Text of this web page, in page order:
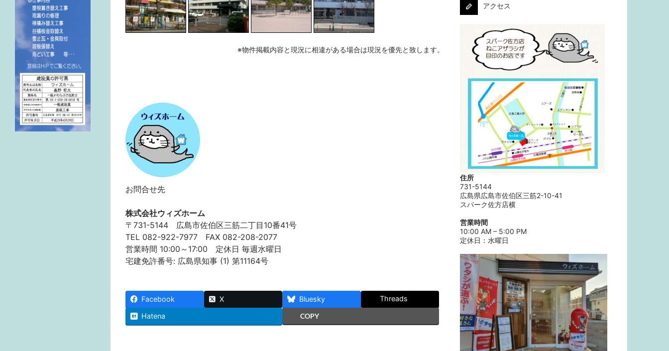
※物件掲載内容と現況に相違がある場合は現況を優先と致します。
お問合せ先
株式会社ウィズホーム
〒731-5144 広島市佐伯区三筋二丁目10番41号
TEL 082-922-7977 FAX 082-208-2077
営業時間 10:00～17:00 定休日 毎週水曜日
宅建免許番号: 広島県知事 (1) 第11164号
Facebook X Bluesky Threads
Hatena COPY
アクセス
住所
731-5144
広島県広島市佐伯区三筋2-10-41
スパーク佐方店横
営業時間
10:00 AM – 5:00 PM
定休日：水曜日